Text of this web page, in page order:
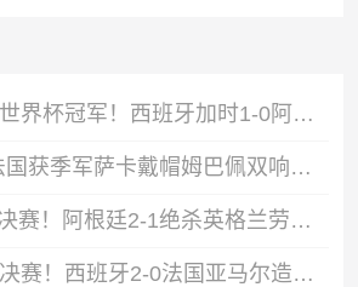
时隔16年夺世界杯冠军！西班牙加时1-0阿根廷费兰制胜恩佐染红
英格兰6-4法国获季军萨卡戴帽姆巴佩双响创纪录奥利塞2助+失良机
连续两届进决赛！阿根廷2-1绝杀英格兰劳塔罗恩佐破门梅西两助攻
时隔16年进决赛！西班牙2-0法国亚马尔造点奥亚萨瓦尔、波罗破门